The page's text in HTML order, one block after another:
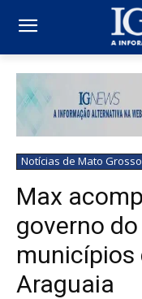
Notícias de Mato Grosso
Max
governo
municípios
Araguaia